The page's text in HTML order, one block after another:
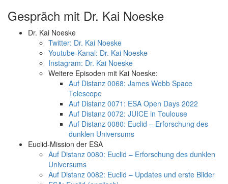
Gespräch mit Dr. Kai Noeske
Dr. Kai Noeske
Twitter: Dr. Kai Noeske
Youtube-Kanal: Dr. Kai Noeske
Instagram: Dr. Kai Noeske
Weitere Episoden mit Kai Noeske:
Auf Distanz 0068: James Webb Space
Telescope
Auf Distanz 0071: ESA Open Days 2022
Auf Distanz 0072: JUICE in Toulouse
Auf Distanz 0080: Euclid – Erforschung des
dunklen Universums
Euclid-Mission der ESA
Auf Distanz 0080: Euclid – Erforschung des dunklen
Universums
Auf Distanz 0082: Euclid – Updates und erste Bilder